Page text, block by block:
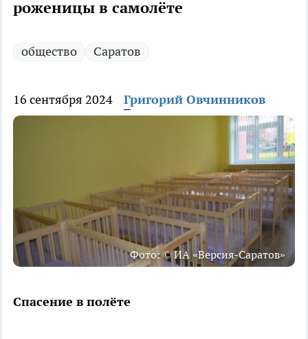
роженицы в самолёте
общество Саратов
16 сентября 2024 Григорий Овчинников
Фото: © ИА «Версия-Саратов»
Спасение в полёте